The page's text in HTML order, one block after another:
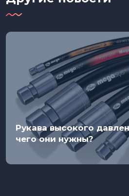
Рукава высокого
чего они нужны?